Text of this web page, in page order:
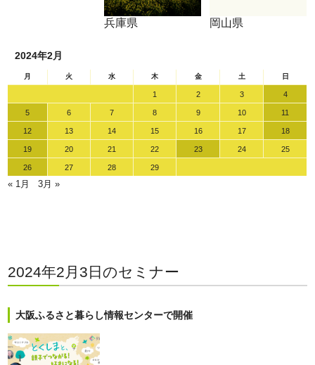
兵庫県 岡山県
2024年2月
月 火 水 木 金 土 日
1 2 3 4
5 6 7 8 9 10 11
12 13 14 15 16 17 18
19 20 21 22 23 24 25
26 27 28 29
« 1月 3月 »
2024年2月3日のセミナー
大阪ふるさと暮らし情報センターで開催